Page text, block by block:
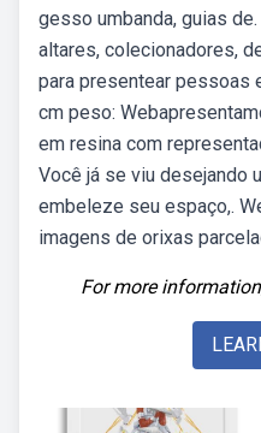
gesso umbanda, guias
altares, colecionadores,
para presentear pessoas
cm peso:
em resina com
Você já se viu desejando
embeleze seu espaço,.
imagens de orixas
For more